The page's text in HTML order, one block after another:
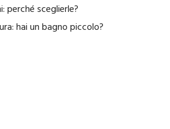
sceglierle?
hai un bagno piccolo?